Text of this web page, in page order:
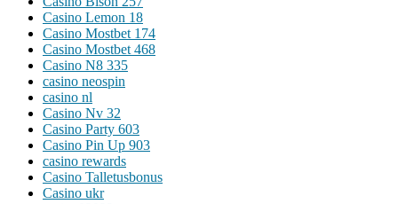
Casino Lemon 18
Casino Mostbet 174
Casino Mostbet 468
Casino N8 335
casino neospin
casino nl
Casino Nv 32
Casino Party 603
Casino Pin Up 903
casino rewards
Casino Talletusbonus
Casino ukr